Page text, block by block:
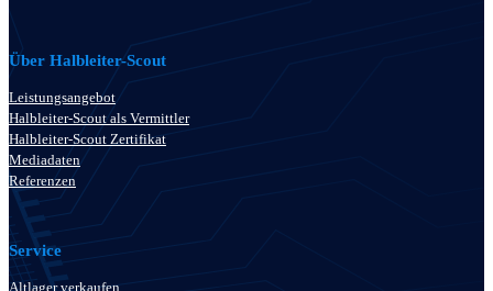
Über Halbleiter-Scout
Leistungsangebot
Halbleiter-Scout als Vermittler
Halbleiter-Scout Zertifikat
Mediadaten
Referenzen
Service
Altlager verkaufen